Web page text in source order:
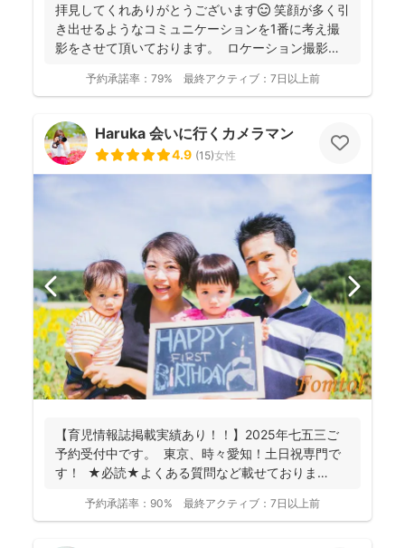
拝見してくれありがとうございます😊 笑顔が多く引
き出せるようなコミュニケーションを1番に考え撮
影をさせて頂いております。 ロケーション撮影も
予約承諾率： 79% 最終アクティブ： 7日以上前
Haruka 会いに行くカメラマン
4.9 (15)女性
【育児情報誌掲載実績あり！！】2025年七五三ご
予約受付中です。 東京、時々愛知！土日祝専門で
す！ ★必読★よくある質問など載せておりま
予約承諾率： 90% 最終アクティブ： 7日以上前